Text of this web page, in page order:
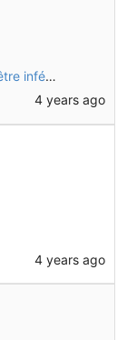
Correction rayon de courbure (ne doit pas être inférieur à l'épaisseur de la tôle)
4 years ago
4 years ago